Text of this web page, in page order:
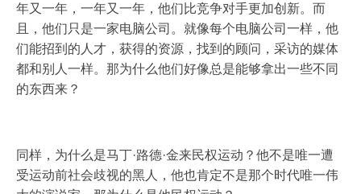
年又一年，一年又一年，他们比竞争对手更加创新。而
且，他们只是一家电脑公司。就像每个电脑公司一样，他
们能招到的人才，获得的资源，找到的顾问，采访的媒体
都和别人一样。那为什么他们好像总是能够拿出一些不同
的东西来？
同样，为什么是马丁·路德·金来民权运动？他不是唯一遭
受运动前社会歧视的黑人，他也肯定不是那个时代唯一伟